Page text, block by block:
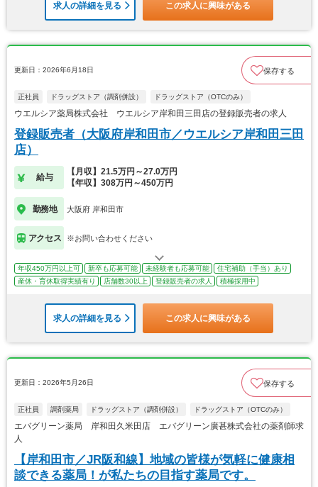
求人の詳細を見る この求人に興味がある
更新日：2026年6月18日 保存する
正社員 ドラッグストア（調剤併設） ドラッグストア（OTCのみ）
ウエルシア薬局株式会社 ウエルシア岸和田三田店の登録販売者の求人
登録販売者（大阪府岸和田市／ウエルシア岸和田三田
店）
給与
【月収】21.5万円～27.0万円
【年収】308万円～450万円
勤務地 大阪府 岸和田市
アクセス ※お問い合わせください
年収450万円以上可 新卒も応募可能 未経験者も応募可能
住宅補助（手当）あり
産休・育休取得実績有り
店舗数30以上 登録販売者の求人 積極採用中
求人の詳細を見る この求人に興味がある
更新日：2026年5月26日 保存する
正社員 調剤薬局 ドラッグストア（調剤併設） ドラッグストア（OTCのみ）
エバグリーン薬局 岸和田久米田店 エバグリーン廣甚株式会社の薬剤師求
人
【岸和田市／JR阪和線】地域の皆様が気軽に健康相
談できる薬局！が私たちの目指す薬局です。